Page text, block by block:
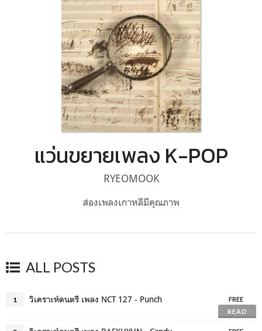
แว่นขยายเพลง K-POP
RYEOMOOK
ส่องเพลงเกาหลีมีคุณภาพ
ALL POSTS
1 วิเคราะห์ดนตรี เพลง NCT 127 - Punch
FREE
READ